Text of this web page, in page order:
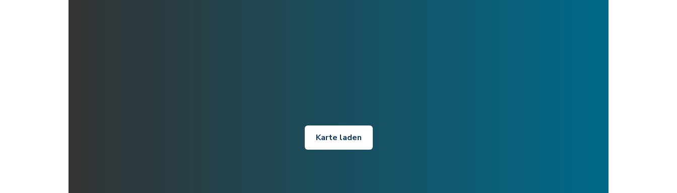
Karte laden